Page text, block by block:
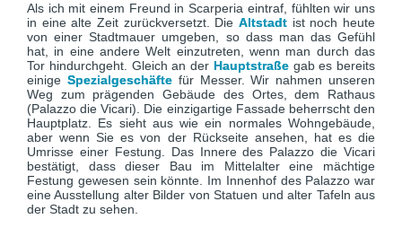
Als ich mit einem Freund in Scarperia eintraf, fühlten wir uns
in eine alte Zeit zurückversetzt. Die Altstadt ist noch heute
von einer Stadtmauer umgeben, so dass man das Gefühl
hat, in eine andere Welt einzutreten, wenn man durch das
Tor hindurchgeht. Gleich an der Hauptstraßegab es bereits
einige Spezialgeschäftefür Messer. Wir nahmen unseren
Weg zum prägenden Gebäude des Ortes, dem Rathaus
(Palazzo die Vicari). Die einzigartige Fassade beherrscht den
Hauptplatz. Es sieht aus wie ein normales Wohngebäude,
aber wenn Sie es von der Rückseite ansehen, hat es die
Umrisse einer Festung. Das Innere des Palazzo die Vicari
bestätigt, dass dieser Bau im Mittelalter eine mächtige
Festung gewesen sein könnte. Im Innenhof des Palazzo war
eine Ausstellung alter Bilder von Statuen und alter Tafeln aus
der Stadt zu sehen.